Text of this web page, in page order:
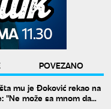
POVEZANO
mu je Đoković rekao na
"Ne može sa mnom da